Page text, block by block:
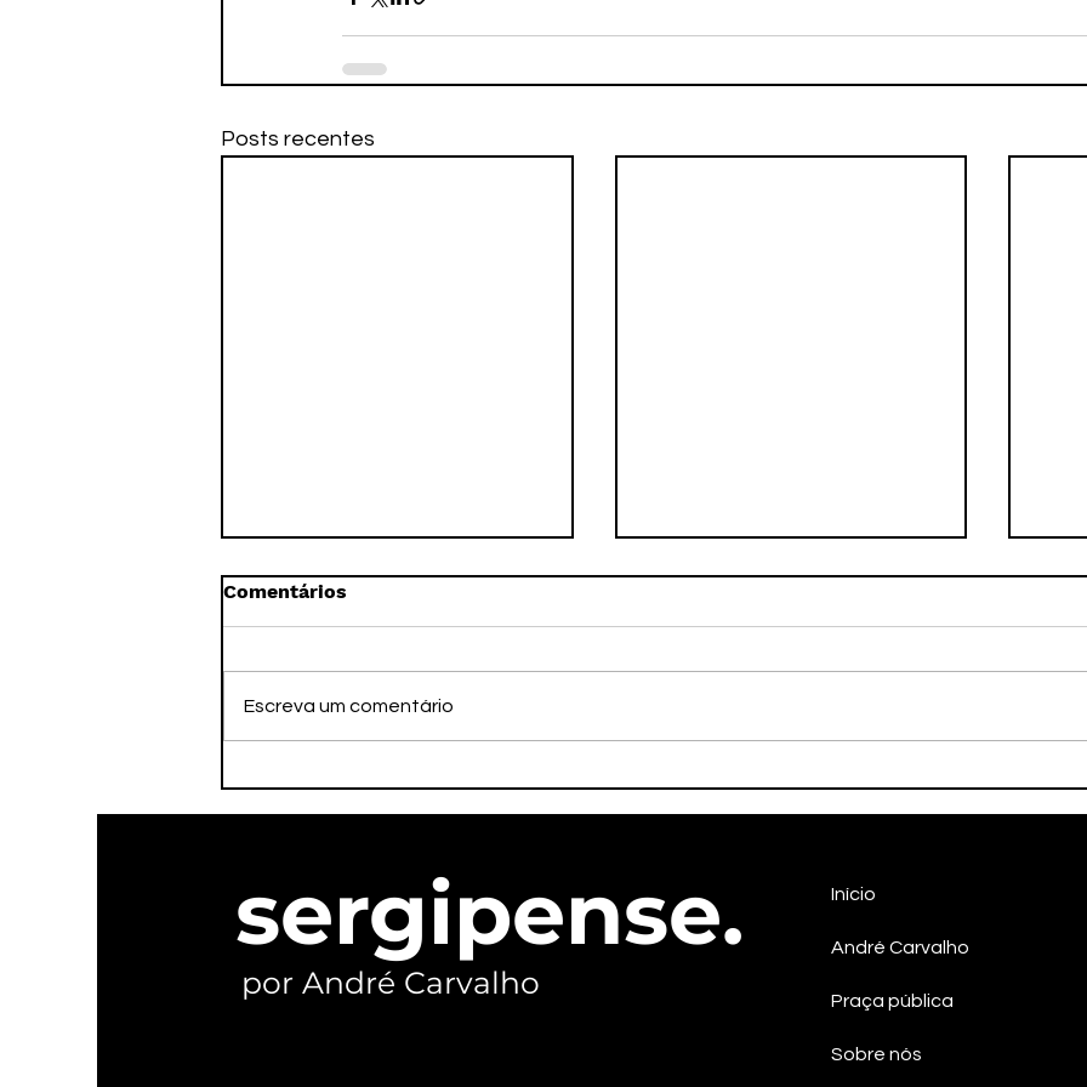
Posts recentes
Comentários
Escreva um comentário
sergipense.
por André Carvalho
Início
André Carvalho
Praça pública
Sobre nós